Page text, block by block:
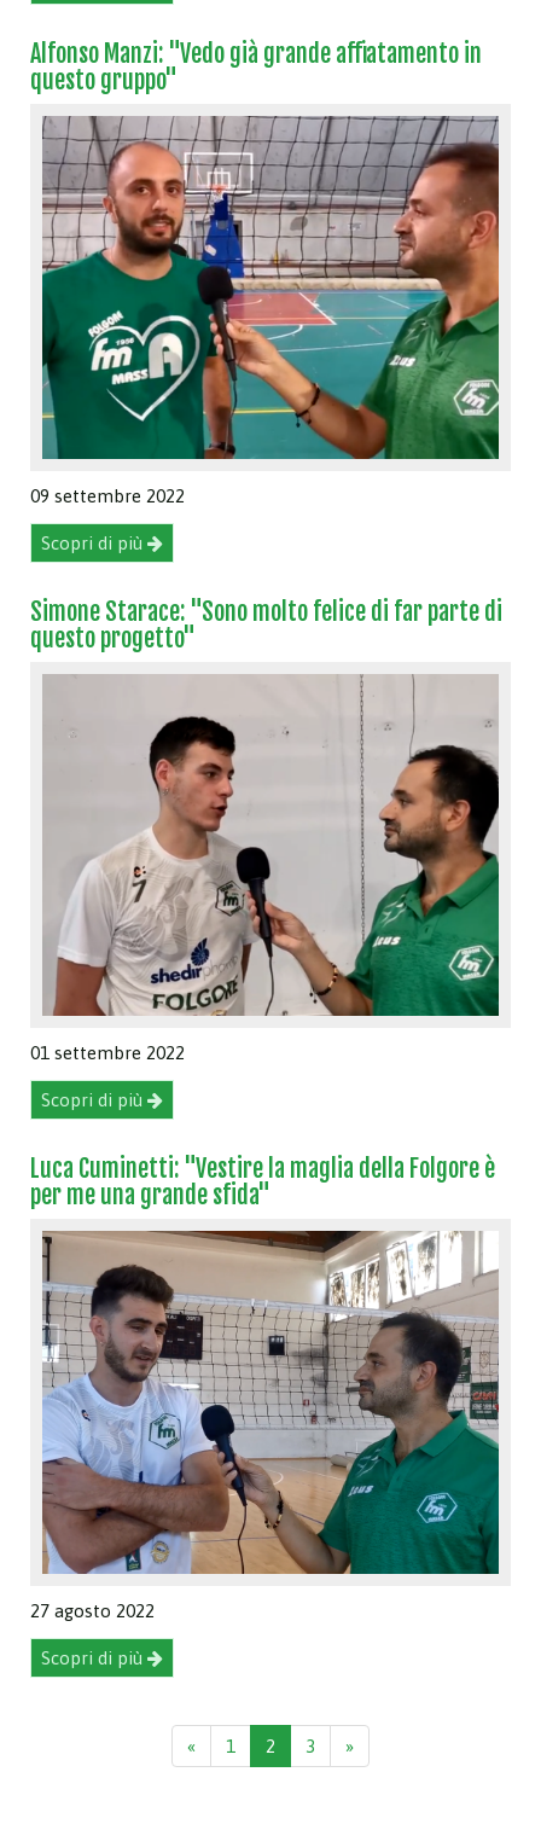
Alfonso Manzi: "Vedo già grande affiatamento in
questo gruppo"
09 settembre 2022
Scopri di più
Simone Starace: "Sono molto felice di far parte di
questo progetto"
01 settembre 2022
Scopri di più
Luca Cuminetti: "Vestire la maglia della Folgore è
per me una grande sfida"
27 agosto 2022
Scopri di più
« 1 2 3 »